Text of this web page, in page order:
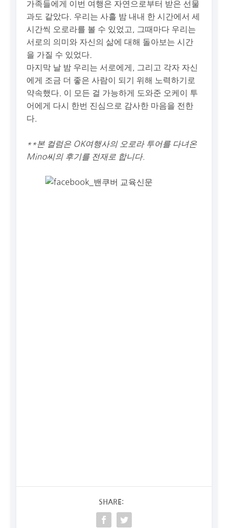
가족들에게 이번 여행은 자연으로부터 받은 선물
과도 같았다. 우리는 사흘 밤 내내 한 시간에서 세
시간씩 오로라를 볼 수 있었고, 그때마다 우리는
서로의 의미와 자신의 삶에 대해 돌아보는 시간
을 가질 수 있었다.
마지막 날 밤 우리는 서로에게, 그리고 각자 자신
에게 조금 더 좋은 사람이 되기 위해 노력하기로
약속했다. 이 모든 걸 가능하게 도와준 오케이 투
어에게 다시 한번 진심으로 감사한 마음을 전한
다.
**본 컬럼은 OK여행사의 오로라 투어를 다녀온
Mino씨의 후기를 전재로 합니다.
SHARE: